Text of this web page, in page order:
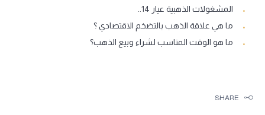
المشغولات الذهبية عيار 14..
ما هي علاقة الذهب بالتضخم الاقتصادي ؟
ما هو الوقت المناسب لشراء وبيع الذهب؟
SHARE